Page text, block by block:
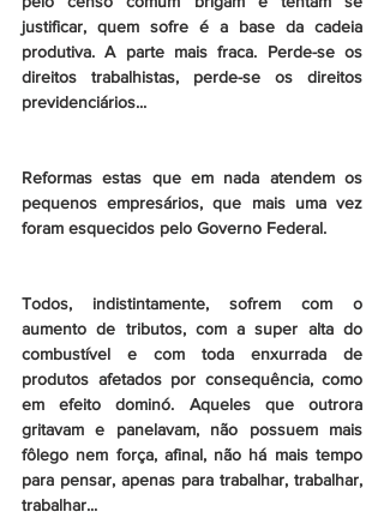
justificar, quem sofre é a base da cadeia
produtiva. A parte mais fraca. Perde-se os
direitos trabalhistas, perde-se os direitos
previdenciários...
Reformas estas que em nada atendem os
pequenos empresários, que mais uma vez
foram esquecidos pelo Governo Federal.
Todos, indistintamente, sofrem com o
aumento de tributos, com a super alta do
combustível e com toda enxurrada de
produtos afetados por consequência, como
em efeito dominó. Aqueles que outrora
gritavam e panelavam, não possuem mais
fôlego nem força, afinal, não há mais tempo
para pensar, apenas para trabalhar, trabalhar,
trabalhar...